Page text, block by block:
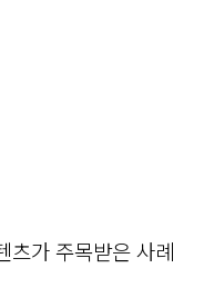
츠가 주목받은 사례